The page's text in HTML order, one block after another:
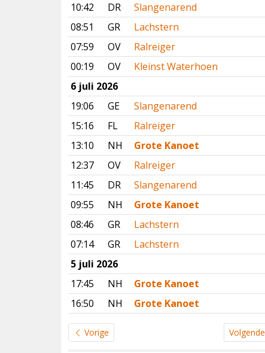
10:42
DR
Slangenarend
08:51
GR
Lachstern
07:59
OV
Ralreiger
00:19
OV
Kleinst Waterhoen
6 juli 2026
19:06
GE
Slangenarend
15:16
FL
Ralreiger
13:10
NH
Grote Kanoet
12:37
OV
Ralreiger
11:45
DR
Slangenarend
09:55
NH
Grote Kanoet
08:46
GR
Lachstern
07:14
GR
Lachstern
5 juli 2026
17:45
NH
Grote Kanoet
16:50
NH Grote Kanoet
Vorige Volgende